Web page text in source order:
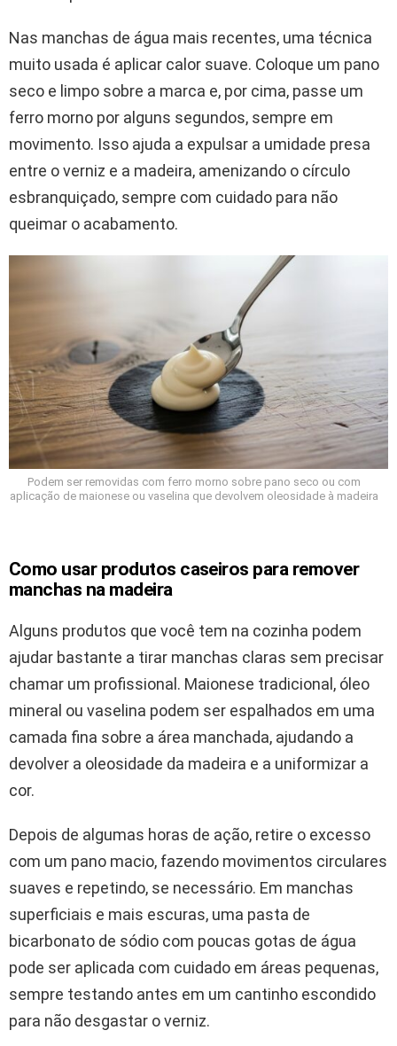
Nas manchas de água mais recentes, uma técnica
muito usada é aplicar calor suave. Coloque um pano
seco e limpo sobre a marca e, por cima, passe um
ferro morno por alguns segundos, sempre em
movimento. Isso ajuda a expulsar a umidade presa
entre o verniz e a madeira, amenizando o círculo
esbranquiçado, sempre com cuidado para não
queimar o acabamento.
Podem ser removidas com ferro morno sobre pano seco ou com
aplicação de maionese ou vaselina que devolvem oleosidade à madeira
Como usar produtos caseiros para remover
manchas na madeira
Alguns produtos que você tem na cozinha podem
ajudar bastante a tirar manchas claras sem precisar
chamar um profissional. Maionese tradicional, óleo
mineral ou vaselina podem ser espalhados em uma
camada fina sobre a área manchada, ajudando a
devolver a oleosidade da madeira e a uniformizar a
cor.
Depois de algumas horas de ação, retire o excesso
com um pano macio, fazendo movimentos circulares
suaves e repetindo, se necessário. Em manchas
superficiais e mais escuras, uma pasta de
bicarbonato de sódio com poucas gotas de água
pode ser aplicada com cuidado em áreas pequenas,
sempre testando antes em um cantinho escondido
para não desgastar o verniz.